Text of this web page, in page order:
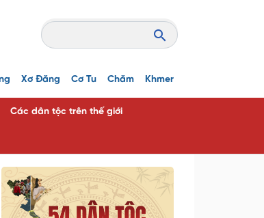
Xơ Đăng Cơ Tu Chăm Khmer
Các dân tộc trên thế giới